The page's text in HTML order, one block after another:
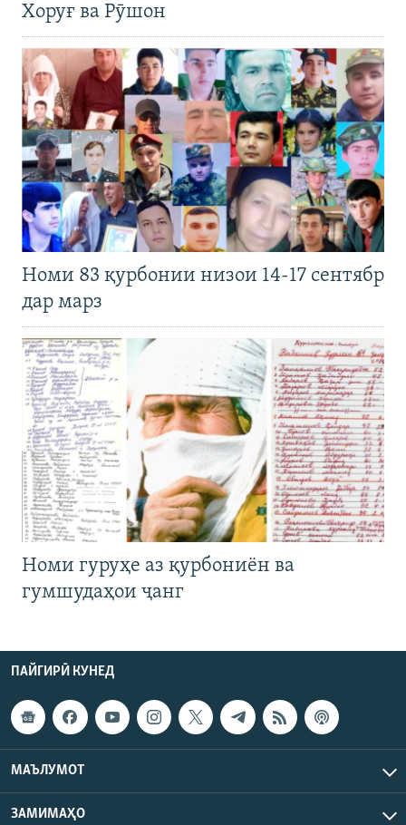
Хоруғ ва Рӯшон
Номи 83 қурбонии низои 14-17 сентябр
дар марз
Номи гуруҳе аз қурбониён ва
гумшудаҳои ҷанг
ПАЙГИРӢ КУНЕД
МАЪЛУМОТ
ЗАМИМАҲО